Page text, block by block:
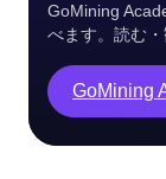
GoMining
べます。読む・
GoMining